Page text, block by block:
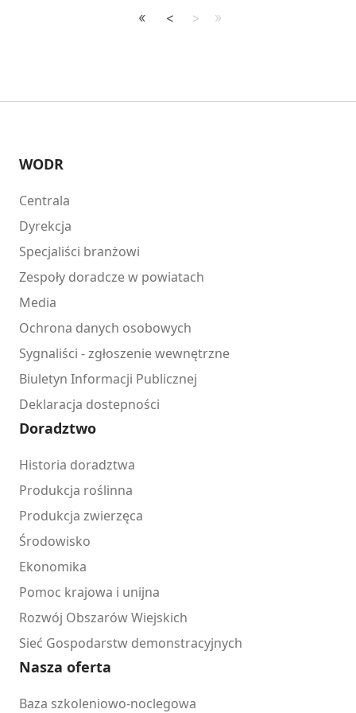
WODR
Centrala
Dyrekcja
Specjaliści branżowi
Zespoły doradcze w powiatach
Media
Ochrona danych osobowych
Sygnaliści - zgłoszenie wewnętrzne
Biuletyn Informacji Publicznej
Deklaracja dostepności
Doradztwo
Historia doradztwa
Produkcja roślinna
Produkcja zwierzęca
Środowisko
Ekonomika
Pomoc krajowa i unijna
Rozwój Obszarów Wiejskich
Sieć Gospodarstw demonstracyjnych
Nasza oferta
Baza szkoleniowo-noclegowa